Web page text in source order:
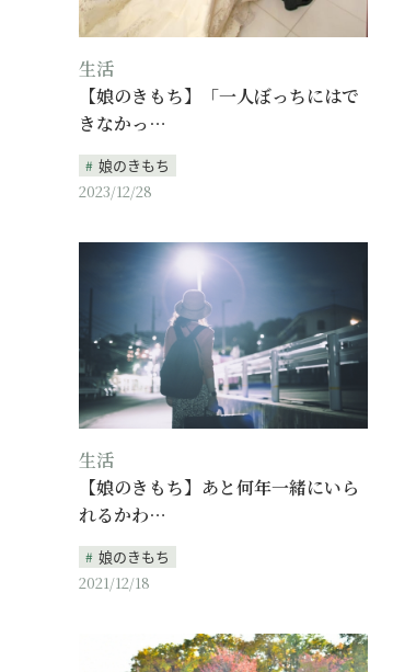
生活
【娘のきもち】「一人ぼっちにはで
きなかっ…
娘のきもち
2023/12/28
生活
【娘のきもち】あと何年一緒にいら
れるかわ…
娘のきもち
2021/12/18